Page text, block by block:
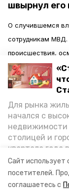
Сайт использует
посетителей.
соглашаетесь с
Для рынка
начался с
недвижимости
столицей и
квартале года
городах и
первичку и
стройки
швырнул
О случившемся
сотрудникам
происшествия,
свидетелей.
Выяснилось, что
который во всём
во время
испортил чужой
Против молодого
статье об